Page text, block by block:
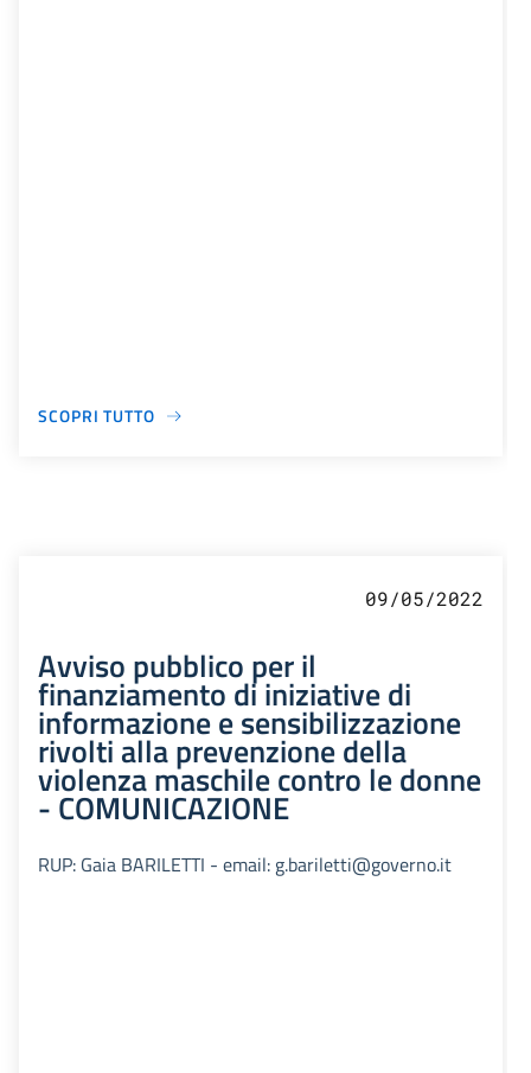
SCOPRI TUTTO
09/05/2022
Avviso pubblico per il
finanziamento di iniziative di
informazione e sensibilizzazione
rivolti alla prevenzione della
violenza maschile contro le donne
- COMUNICAZIONE
RUP: Gaia BARILETTI - email: g.bariletti@governo.it